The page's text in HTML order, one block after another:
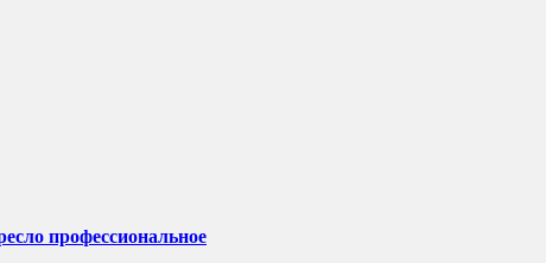
профессиональное